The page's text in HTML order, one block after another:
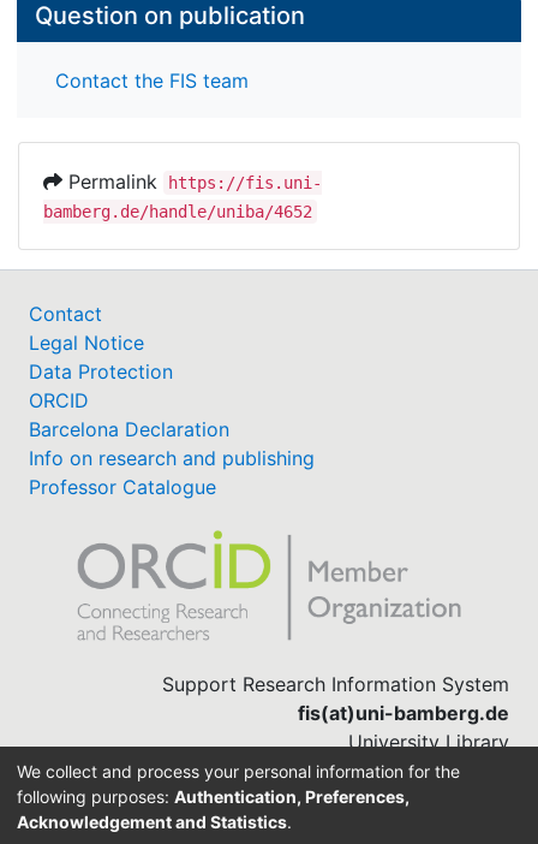
Question on publication
Contact the FIS team
Permalink
https://fis.uni-
bamberg.de/handle/uniba/4652
Contact
Legal Notice
Data Protection
ORCID
Barcelona Declaration
Info on research and publishing
Professor Catalogue
Support Research Information System
fis(at)uni-bamberg.de
University Library
(0951) 863-1568
We collect and process your personal information for the
following purposes: Authentication, Preferences,
Acknowledgement and Statistics.